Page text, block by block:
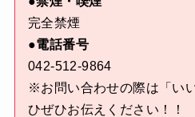
完全禁煙
●電話番号
042-512-9864
※お問い合わせの際は「い
ひぜひお伝えください！！